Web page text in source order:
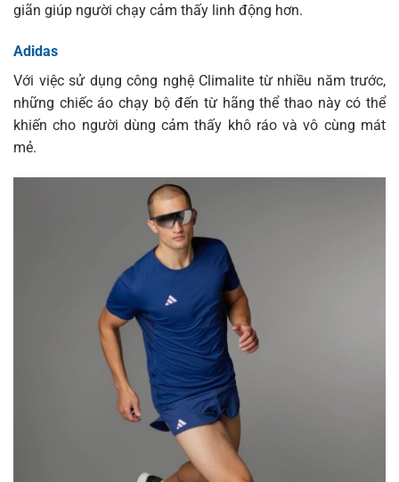
giãn giúp người chạy cảm thấy linh động hơn.
Adidas
Với việc sử dụng công nghệ Climalite từ nhiều năm trước,
những chiếc áo chạy bộ đến từ hãng thể thao này có thể
khiến cho người dùng cảm thấy khô ráo và vô cùng mát
mẻ.